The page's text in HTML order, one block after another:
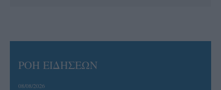
ΡΟΗ ΕΙΔΗΣΕΩΝ
08/08/2026